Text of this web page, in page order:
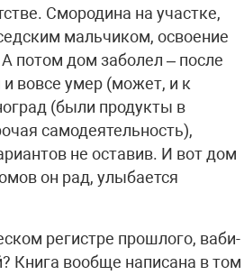
Смородина на участке,
мальчиком, освоение
потом дом заболел – после
и вовсе умер (может, и к
(были продукты в
самодеятельность),
не оставив. И вот дом
он рад, улыбается
регистре прошлого, ваби-
Книга вообще написана в том